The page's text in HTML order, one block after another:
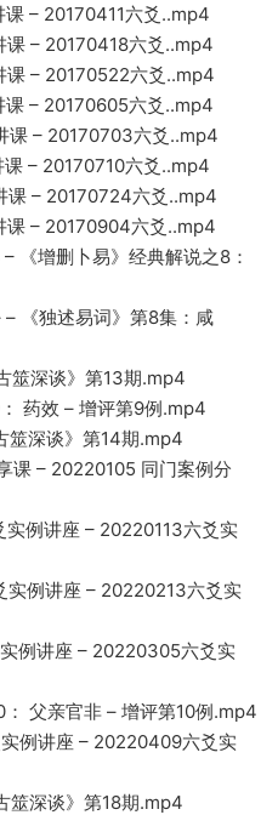
– 20170411六爻..mp4
– 20170418六爻..mp4
课 – 20170522六爻..mp4
– 20170605六爻..mp4
课 – 20170703六爻..mp4
– 20170710六爻..mp4
课 – 20170724六爻..mp4
课 – 20170904六爻..mp4
《增删卜易》经典解说之8：
《独述易词》第8集：咸
筮深谈》第13期.mp4
药效 – 增评第9例.mp4
筮深谈》第14期.mp4
课 – 20220105 同门案例分
例讲座 – 20220113六爻实
例讲座 – 20220213六爻实
例讲座 – 20220305六爻实
父亲官非 – 增评第10例.mp4
例讲座 – 20220409六爻实
筮深谈》第18期.mp4